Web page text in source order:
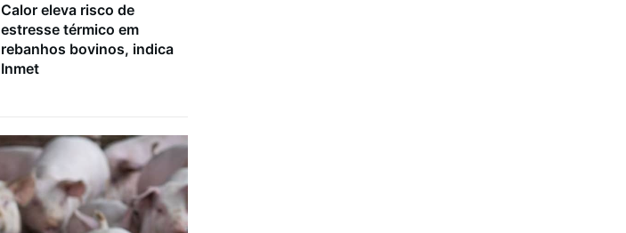
Calor eleva risco de
estresse térmico em
rebanhos bovinos, indica
Inmet